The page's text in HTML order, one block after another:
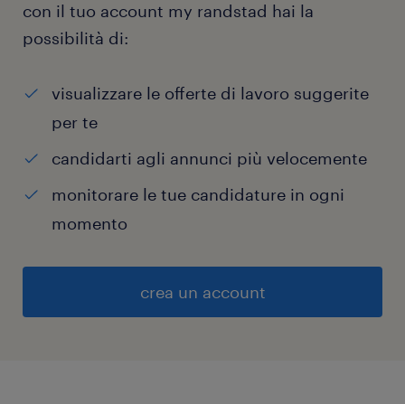
con il tuo account my randstad hai la
possibilità di:
visualizzare le offerte di lavoro suggerite
per te
candidarti agli annunci più velocemente
monitorare le tue candidature in ogni
momento
crea un account